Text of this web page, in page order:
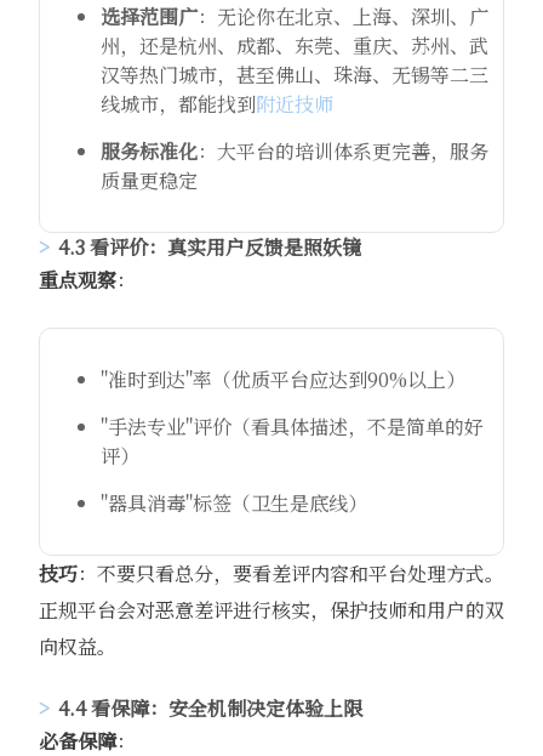
选择范围广：无论你在北京、上海、深圳、广
州，还是杭州、成都、东莞、重庆、苏州、武
汉等热门城市，甚至佛山、珠海、无锡等二三
线城市，都能找到附近技师
服务标准化：大平台的培训体系更完善，服务
质量更稳定
4.3 看评价：真实用户反馈是照妖镜
重点观察：
"准时到达"率（优质平台应达到90%以上）
"手法专业"评价（看具体描述，不是简单的好
评）
"器具消毒"标签（卫生是底线）
技巧：不要只看总分，要看差评内容和平台处理方式。
正规平台会对恶意差评进行核实，保护技师和用户的双
向权益。
4.4 看保障：安全机制决定体验上限
必备保障：